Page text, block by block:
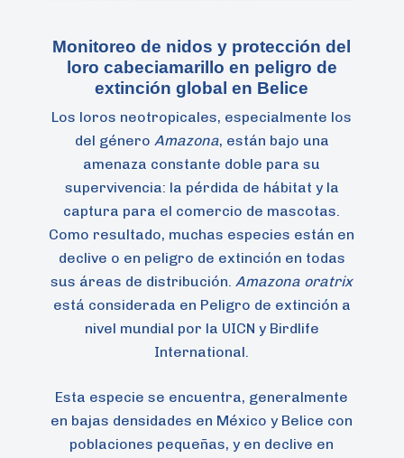
Monitoreo de nidos y protección del
loro cabeciamarillo en peligro de
extinción global en Belice
Los loros neotropicales, especialmente los
del género Amazona, están bajo una
amenaza constante doble para su
supervivencia: la pérdida de hábitat y la
captura para el comercio de mascotas.
Como resultado, muchas especies están en
declive o en peligro de extinción en todas
sus áreas de distribución.Amazona oratrix
está considerada en Peligro de extinción a
nivel mundial por la UICN y Birdlife
International.
Esta especie se encuentra, generalmente
en bajas densidades en México y Belice con
poblaciones pequeñas, y en declive en